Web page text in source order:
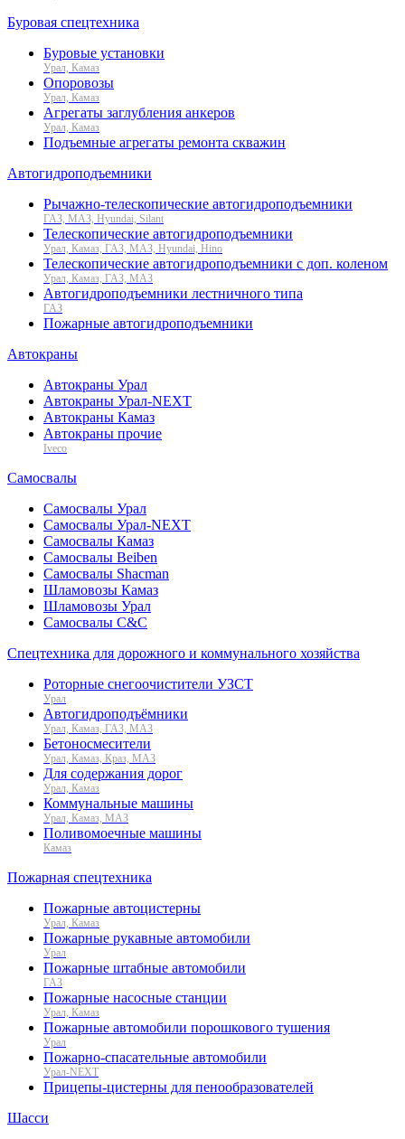
Буровая спецтехника
Буровые установки
Урал, Камаз
Опоровозы
Урал, Камаз
Агрегаты заглубления анкеров
Урал, Камаз
Подъемные агрегаты ремонта скважин
Автогидроподъемники
Рычажно-телескопические автогидроподъемники
ГАЗ, МАЗ, Hyundai, Silant
Телескопические автогидроподъемники
Урал, Камаз, ГАЗ, МАЗ, Hyundai, Hino
Телескопические автогидроподъемники с доп. коленом
Урал, Камаз, ГАЗ, МАЗ
Автогидроподъемники лестничного типа
ГАЗ
Пожарные автогидроподъемники
Автокраны
Автокраны Урал
Автокраны Урал-NEXT
Автокраны Камаз
Автокраны прочие
Iveco
Самосвалы
Самосвалы Урал
Самосвалы Урал-NEXT
Самосвалы Камаз
Самосвалы Beiben
Самосвалы Shacman
Шламовозы Камаз
Шламовозы Урал
Самосвалы C&C
Спецтехника для дорожного и коммунального хозяйства
Роторные снегоочистители УЗСТ
Урал
Автогидроподъёмники
Урал, Камаз, ГАЗ, МАЗ
Бетоносмесители
Урал, Камаз, Краз, МАЗ
Для содержания дорог
Урал, Камаз
Коммунальные машины
Урал, Камаз, МАЗ
Поливомоечные машины
Камаз
Пожарная спецтехника
Пожарные автоцистерны
Урал, Камаз
Пожарные рукавные автомобили
Урал
Пожарные штабные автомобили
ГАЗ
Пожарные насосные станции
Урал, Камаз
Пожарные автомобили порошкового тушения
Урал
Пожарно-спасательные автомобили
Урал-NEXT
Прицепы-цистерны для пенообразователей
Шасси